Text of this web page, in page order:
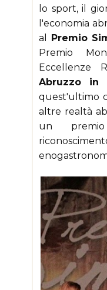
lo sport, il
l'economia
al Premio
Premio
Eccellenze
Abruzzo in
quest'ultimo
altre realtà
un